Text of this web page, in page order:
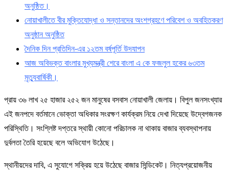
অনুষ্ঠিত।
নোয়াখালীতে বীর মুক্তিযোদ্ধা ও সন্তানদের অংশগ্রহণে পরিবেশ ও অবহিতকরণ
অনুষ্ঠান অনুষ্ঠিত
দৈনিক দিন প্রতিদিন-এর ১২তম বর্ষপূর্তি উদযাপন
আজ অবিভক্ত বাংলার মুখ্যমন্ত্রী শেরে বাংলা এ কে ফজলুল হকের ৬৩তম
মৃত্যুবার্ষিকী।
প্রায় ৩৬ লাখ ২৫ হাজার ২৫২ জন মানুষের বসবাস নোয়াখালী জেলায়। বিপুল জনসংখ্যার
এই জনপদে বর্তমানে ভোক্তা অধিকার সংরক্ষণ কার্যক্রম নিয়ে দেখা দিয়েছে উদ্বেগজনক
পরিস্থিতি। সংশ্লিষ্ট দপ্তরে স্থায়ী কোনো পরিচালক না থাকায় বাজার ব্যবস্থাপনায়
দুর্বলতা তৈরি হয়েছে বলে অভিযোগ উঠেছে।
স্থানীয়দের দাবি, এ সুযোগে সক্রিয় হয়ে উঠেছে বাজার সিন্ডিকেট। নিত্যপ্রয়োজনীয়